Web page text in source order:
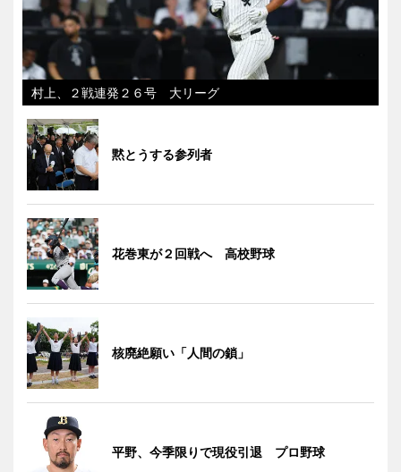
村上、２戦連発２６号 大リーグ
黙とうする参列者
花巻東が２回戦へ 高校野球
核廃絶願い「人間の鎖」
平野、今季限りで現役引退 プロ野球